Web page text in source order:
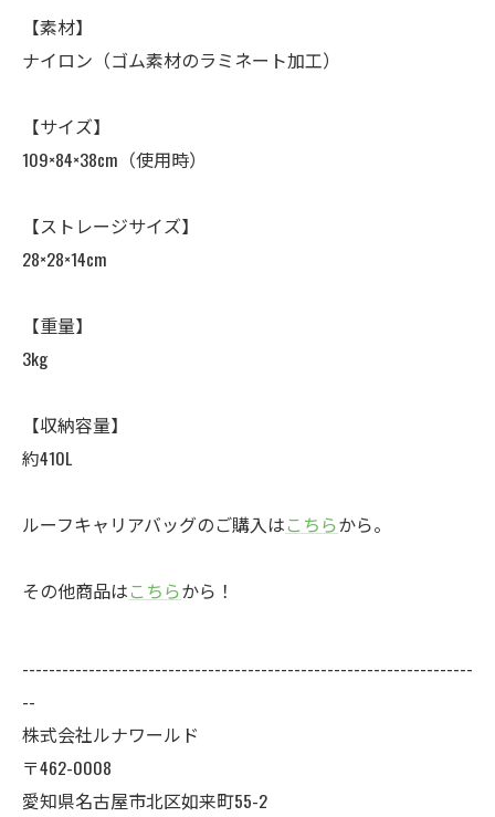
【素材】
ナイロン（ゴム素材のラミネート加工）
【サイズ】
109×84×38cm（使用時）
【ストレージサイズ】
28×28×14cm
【重量】
3kg
【収納容量】
約410L
ルーフキャリアバッグのご購入はこちらから。
その他商品はこちらから！
--------------------------------------------------------------------
--
株式会社ルナワールド
〒462-0008
愛知県名古屋市北区如来町55-2